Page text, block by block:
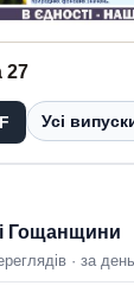
27
Усі
Гощанщини
· за